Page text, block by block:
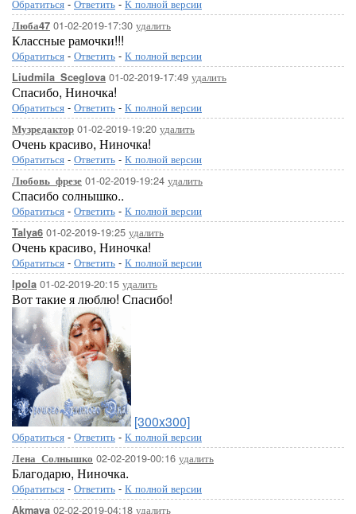
Обратиться - Ответить - К полной версии
Люба47 01-02-2019-17:30 удалить
Классные рамочки!!!
Обратиться - Ответить - К полной версии
Liudmila_Sceglova 01-02-2019-17:49 удалить
Спасибо, Ниночка!
Обратиться - Ответить - К полной версии
Музредактор 01-02-2019-19:20 удалить
Очень красиво, Ниночка!
Обратиться - Ответить - К полной версии
Любовь_фрезе 01-02-2019-19:24 удалить
Спасибо солнышко..
Обратиться - Ответить - К полной версии
Talya6 01-02-2019-19:25 удалить
Очень красиво, Ниночка!
Обратиться - Ответить - К полной версии
Ipola 01-02-2019-20:15 удалить
Вот такие я люблю! Спасибо!
[300x300]
Обратиться - Ответить - К полной версии
Лена_Солнышко 02-02-2019-00:16 удалить
Благодарю, Ниночка.
Обратиться - Ответить - К полной версии
Akmaya 02-02-2019-04:18 удалить